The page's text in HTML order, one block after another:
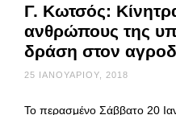
Γ. Κωτσός:
ανθρώπους της
δράση στον
25 ΙΑΝΟΥΑΡΊΟΥ, 2018
Το περασμένο Σάββατο 20